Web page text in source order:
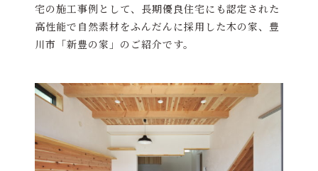
宅の施工事例として、長期優良住宅にも認定された
高性能で自然素材をふんだんに採用した木の家、豊
川市「新豊の家」のご紹介です。